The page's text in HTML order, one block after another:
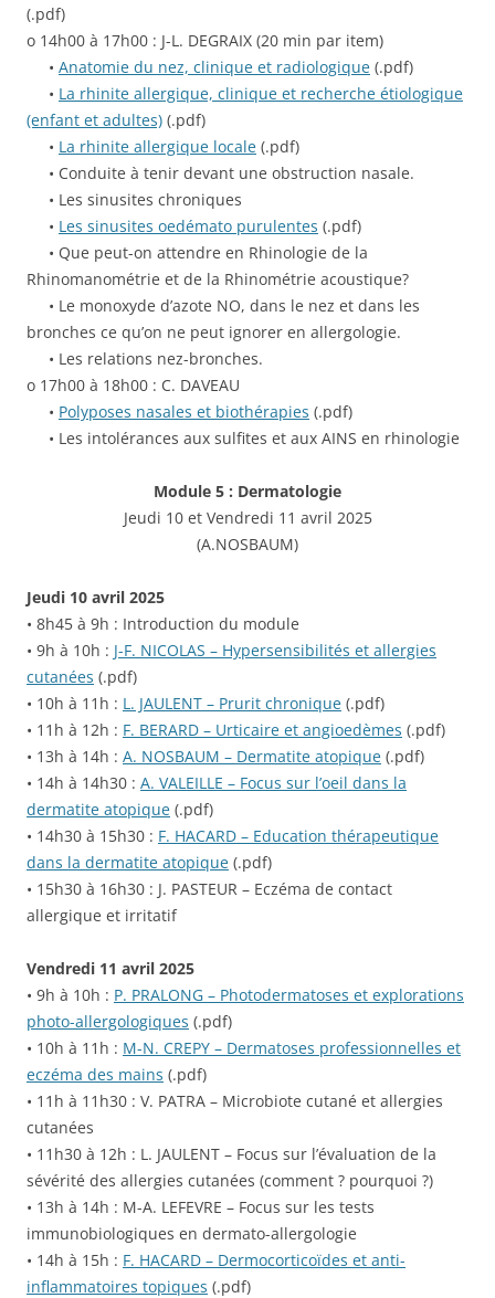
(.pdf)
o 14h00 à 17h00 : J-L. DEGRAIX (20 min par item)
• Anatomie du nez, clinique et radiologique (.pdf)
• La rhinite allergique, clinique et recherche étiologique
(enfant et adultes) (.pdf)
• La rhinite allergique locale (.pdf)
• Conduite à tenir devant une obstruction nasale.
• Les sinusites chroniques
• Les sinusites oedémato purulentes (.pdf)
• Que peut-on attendre en Rhinologie de la
Rhinomanométrie et de la Rhinométrie acoustique?
• Le monoxyde d’azote NO, dans le nez et dans les
bronches ce qu’on ne peut ignorer en allergologie.
• Les relations nez-bronches.
o 17h00 à 18h00 : C. DAVEAU
• Polyposes nasales et biothérapies (.pdf)
• Les intolérances aux sulfites et aux AINS en rhinologie
Module 5 : Dermatologie
Jeudi 10 et Vendredi 11 avril 2025
(A.NOSBAUM)
Jeudi 10 avril 2025
• 8h45 à 9h : Introduction du module
• 9h à 10h : J-F. NICOLAS – Hypersensibilités et allergies
cutanées (.pdf)
• 10h à 11h : L. JAULENT – Prurit chronique (.pdf)
• 11h à 12h : F. BERARD – Urticaire et angioedèmes (.pdf)
• 13h à 14h : A. NOSBAUM – Dermatite atopique (.pdf)
• 14h à 14h30 : A. VALEILLE – Focus sur l’oeil dans la
dermatite atopique (.pdf)
• 14h30 à 15h30 : F. HACARD – Education thérapeutique
dans la dermatite atopique (.pdf)
• 15h30 à 16h30 : J. PASTEUR – Eczéma de contact
allergique et irritatif
Vendredi 11 avril 2025
• 9h à 10h : P. PRALONG – Photodermatoses et explorations
photo-allergologiques (.pdf)
• 10h à 11h : M-N. CREPY – Dermatoses professionnelles et
eczéma des mains (.pdf)
• 11h à 11h30 : V. PATRA – Microbiote cutané et allergies
cutanées
• 11h30 à 12h : L. JAULENT – Focus sur l’évaluation de la
sévérité des allergies cutanées (comment ? pourquoi ?)
• 13h à 14h : M-A. LEFEVRE – Focus sur les tests
immunobiologiques en dermato-allergologie
• 14h à 15h : F. HACARD – Dermocorticoïdes et anti-
inflammatoires topiques (.pdf)